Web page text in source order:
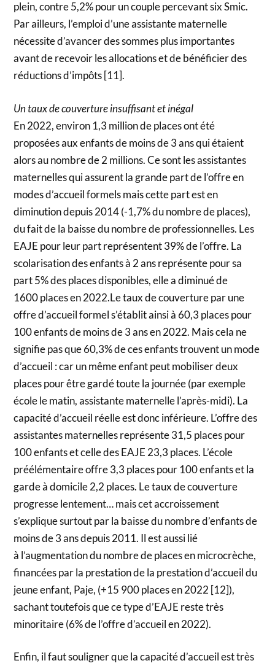
plein, contre 5,2% pour un couple percevant six Smic.
Par ailleurs, l’emploi d’une assistante maternelle
nécessite d’avancer des sommes plus importantes
avant de recevoir les allocations et de bénéficier des
réductions d’impôts [11].
Un taux de couverture insuffisant et inégal
En 2022, environ 1,3 million de places ont été
proposées aux enfants de moins de 3 ans qui étaient
alors au nombre de 2 millions. Ce sont les assistantes
maternelles qui assurent la grande part de l’offre en
modes d’accueil formels mais cette part est en
diminution depuis 2014 (-1,7% du nombre de places),
du fait de la baisse du nombre de professionnelles. Les
EAJE pour leur part représentent 39% de l’offre. La
scolarisation des enfants à 2 ans représente pour sa
part 5% des places disponibles, elle a diminué de
1600 places en 2022.Le taux de couverture par une
offre d’accueil formel s’établit ainsi à 60,3 places pour
100 enfants de moins de 3 ans en 2022. Mais cela ne
signifie pas que 60,3% de ces enfants trouvent un mode
d’accueil : car un même enfant peut mobiliser deux
places pour être gardé toute la journée (par exemple
école le matin, assistante maternelle l’après-midi). La
capacité d’accueil réelle est donc inférieure. L’offre des
assistantes maternelles représente 31,5 places pour
100 enfants et celle des EAJE 23,3 places. L’école
préélémentaire offre 3,3 places pour 100 enfants et la
garde à domicile 2,2 places. Le taux de couverture
progresse lentement… mais cet accroissement
s’explique surtout par la baisse du nombre d’enfants de
moins de 3 ans depuis 2011. Il est aussi lié
à l’augmentation du nombre de places en microcrèche,
financées par la prestation de la prestation d’accueil du
jeune enfant, Paje, (+15 900 places en 2022 [12]),
sachant toutefois que ce type d’EAJE reste très
minoritaire (6% de l’offre d’accueil en 2022).
Enfin, il faut souligner que la capacité d’accueil est très